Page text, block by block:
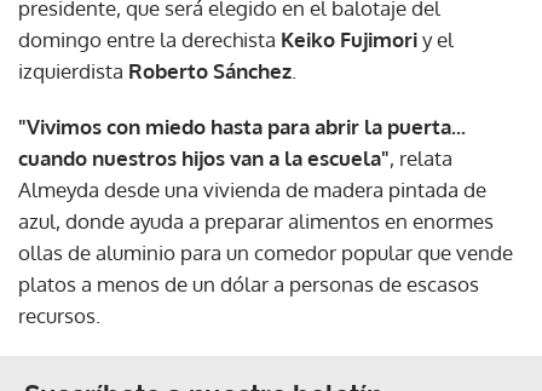
presidente, que será elegido en el balotaje del
domingo entre la derechista Keiko Fujimoriy el
izquierdista Roberto Sánchez
"Vivimos con miedo hasta para abrir la puerta...
cuando nuestros hijos van a la escuela", relata
Almeyda desde una vivienda de madera pintada de
azul, donde ayuda a preparar alimentos en enormes
ollas de aluminio para un comedor popular que vende
platos a menos de un dólar a personas de escasos
recursos.